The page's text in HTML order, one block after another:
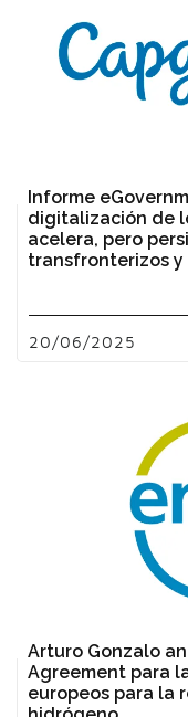
Informe
digitalización de
acelera, pero
transfronterizos
20/06/2025
Arturo Gonzalo
Agreement para
europeos para la